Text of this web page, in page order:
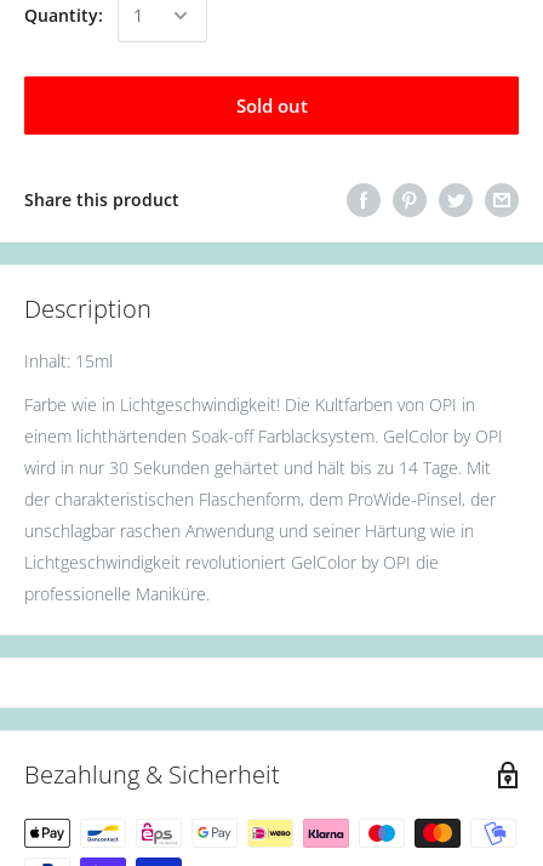
Quantity:
Sold out
Share this product
Description
Inhalt: 15ml
Farbe wie in Lichtgeschwindigkeit! Die Kultfarben von OPI in
einem lichthärtenden Soak-off Farblacksystem. GelColor by OPI
wird in nur 30 Sekunden gehärtet und hält bis zu 14 Tage. Mit
der charakteristischen Flaschenform, dem ProWide-Pinsel, der
unschlagbar raschen Anwendung und seiner Härtung wie in
Lichtgeschwindigkeit revolutioniert GelColor by OPI die
professionelle Maniküre.
Bezahlung & Sicherheit